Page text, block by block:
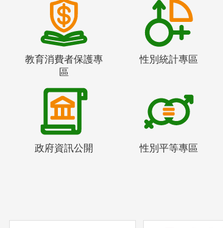
教育消費者保護專
區
性別統計專區
政府資訊公開 性別平等專區